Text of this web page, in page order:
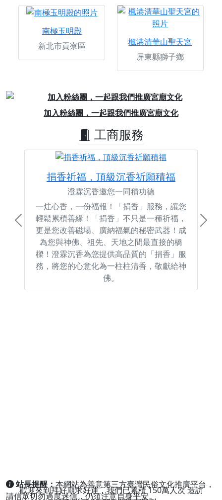
南極玉明殿
新北市貢寮區
楓港清華山聖天宮
屏東縣獅子鄉
加入粉絲團，一起跟我們推廣宮廟文化
Previous
工商服務
捐香祈福，頂級沉香祈願積福
澄霖沉香邀您一同積功德
一炷心香，一份福報！「捐香」服務，讓您
輕鬆累積善緣！「捐香」不只是一種祈福，
更是您改善磁場、廣納福氣的秘密武器！成
為您與神佛、祖先、天地之間最直接的橋
樑！澄霖沉香為您提供高品質的「捐香」服
務，將您的心意化為一柱柱清香，敬獻給神
佛。
Previous Next
站長提醒：本網站為善意第三方臺灣民俗文化推廣平台，
請信眾切勿過度迷信，仍須注意自身平安。
歡迎來到拜好廟求好運，我們已累積150萬人次造訪